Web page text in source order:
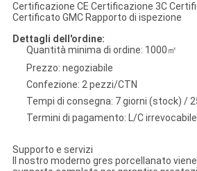
Certificazione CE Certificazione 3C
Certificato GMC Rapporto di ispezione
Dettagli dell'ordine:
Quantità minima di ordine: 1000㎡
Prezzo: negoziabile
Confezione: 2 pezzi/CTN
Tempi di consegna: 7 giorni (stock) /
Termini di pagamento: L/C
Supporto e servizi
Il nostro moderno gres porcellanato